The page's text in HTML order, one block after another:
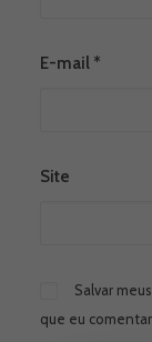
E-mail *
Site
Salvar
que eu comentar.